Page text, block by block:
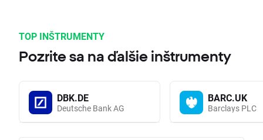
TOP INŠTRUMENTY
Pozrite sa na ďalšie inštrumenty
DBK.DE
Deutsche Bank AG
BARC.UK
Barclays PLC